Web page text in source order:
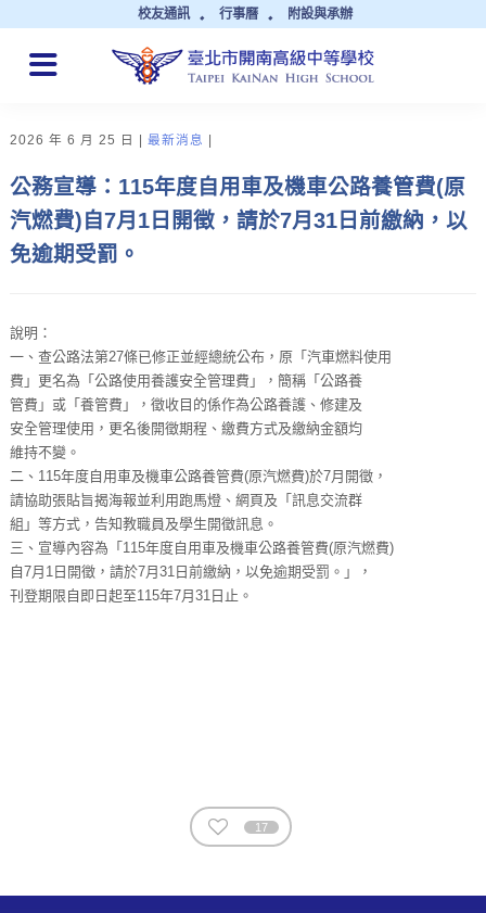
校友通訊 行事曆 附設與承辦
QUICK LINKS
2026 年 6 月 25 日 最新消息
公務宣導：115年度自用車及機車公路養管費(原
汽燃費)自7月1日開徵，請於7月31日前繳納，以
免逾期受罰。
說明：
一、查公路法第27條已修正並經總統公布，原「汽車燃料使用
費」更名為「公路使用養護安全管理費」，簡稱「公路養
管費」或「養管費」，徵收目的係作為公路養護、修建及
安全管理使用，更名後開徵期程、繳費方式及繳納金額均
維持不變。
二、115年度自用車及機車公路養管費(原汽燃費)於7月開徵，
請協助張貼旨揭海報並利用跑馬燈、網頁及「訊息交流群
組」等方式，告知教職員及學生開徵訊息。
三、宣導內容為「115年度自用車及機車公路養管費(原汽燃費)
自7月1日開徵，請於7月31日前繳納，以免逾期受罰。」，
刊登期限自即日起至115年7月31日止。
17